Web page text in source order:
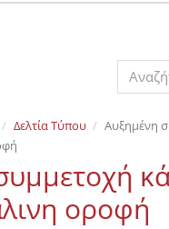
Δελτία Τύπου
Αυξημένη
οροφή